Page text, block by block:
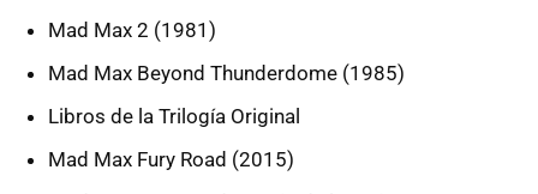
Mad Max 2 (1981)
Mad Max Beyond Thunderdome (1985)
Libros de la Trilogía Original
Mad Max Fury Road (2015)